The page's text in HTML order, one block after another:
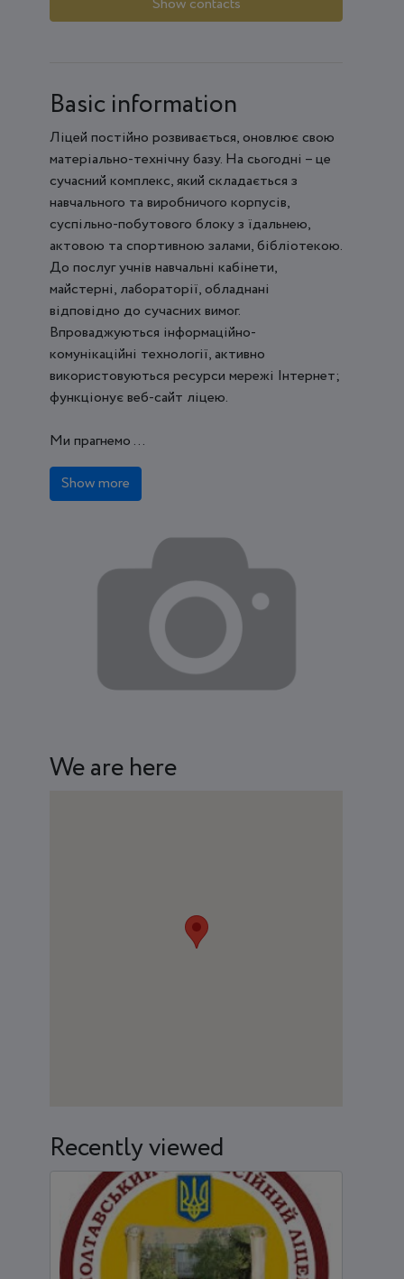
Show contacts
Basic information
Ліцей постійно розвивається, оновлює свою
матеріально-технічну базу. На сьогодні – це
сучасний комплекс, який складається з
навчального та виробничого корпусів,
суспільно-побутового блоку з їдальнею,
актовою та спортивною залами, бібліотекою.
До послуг учнів навчальні кабінети,
майстерні, лабораторії, обладнані
відповідно до сучасних вимог.
Впроваджуються інформаційно-
комунікаційні технології, активно
використовуються ресурси мережі Інтернет;
функціонує веб-сайт ліцею.
Ми прагнемо ...
Show more
We are here
Recently viewed